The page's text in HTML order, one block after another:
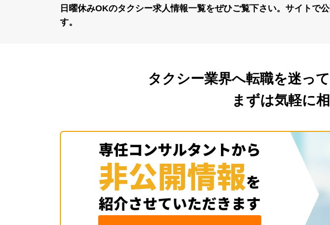
⽇曜休みOKのタクシー求⼈情報⼀覧をぜひご覧下さい。サイトで
す。
タクシー業界へ転職を迷っ
まずは気軽に